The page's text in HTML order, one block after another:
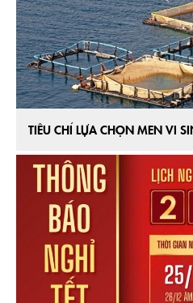
TIÊU CHÍ LỰA CHỌN MEN VI